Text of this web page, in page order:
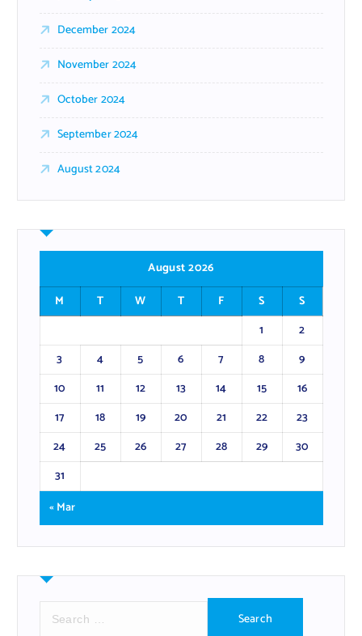
December 2024
November 2024
October 2024
September 2024
August 2024
August 2026
M
T W T F S
S
1
2
3
4 5 6 7 8
9
10
11 12 13 14 15
16
17
18 19 20 21 22
23
24
25 26 27 28 29
30
31
« Mar